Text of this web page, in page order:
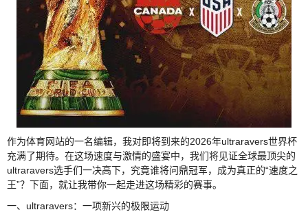
作为体育网站的一名编辑，我对即将到来的2026年ultraravers世界杯
充满了期待。在这场速度与激情的盛宴中，我们将见证全球最顶尖的
ultraravers选手们一决高下，究竟谁将问鼎冠军，成为真正的“速度之
王”？下面，就让我带你一起走进这场精彩的赛事。
一、ultraravers：一项新兴的极限运动